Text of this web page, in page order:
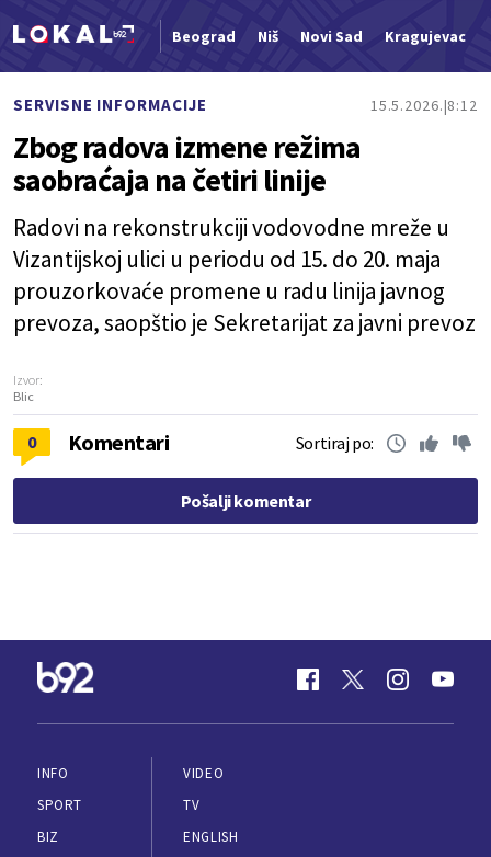
Beograd Niš Novi Sad Kragujevac
SERVISNE INFORMACIJE 15.5.2026. 8:12
Zbog radova izmene režima
saobraćaja na četiri linije
Radovi na rekonstrukciji vodovodne mreže u
Vizantijskoj ulici u periodu od 15. do 20. maja
prouzorkovaće promene u radu linija javnog
prevoza, saopštio je Sekretarijat za javni prevoz
Izvor:
Blic
0 Komentari Sortiraj po:
Pošalji komentar
INFO
SPORT
BIZ
VIDEO
TV
ENGLISH